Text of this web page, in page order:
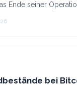
Ende seiner
gegeben hat,
bei